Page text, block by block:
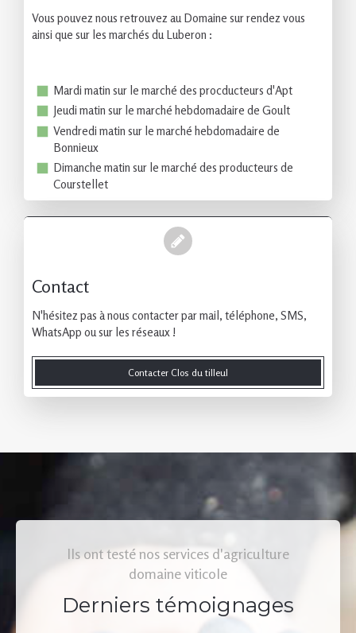
Vous pouvez nous retrouvez au Domaine sur rendez vous
ainsi que sur les marchés du Luberon :
Mardi matin sur le marché des procducteurs d'Apt
Jeudi matin sur le marché hebdomadaire de Goult
Vendredi matin sur le marché hebdomadaire de
Bonnieux
Dimanche matin sur le marché des producteurs de
Courstellet
Contact
N'hésitez pas à nous contacter par mail, téléphone, SMS,
WhatsApp ou sur les réseaux !
Contacter Clos du tilleul
Ils ont testé nos services d'agriculture
domaine viticole
Derniers témoignages